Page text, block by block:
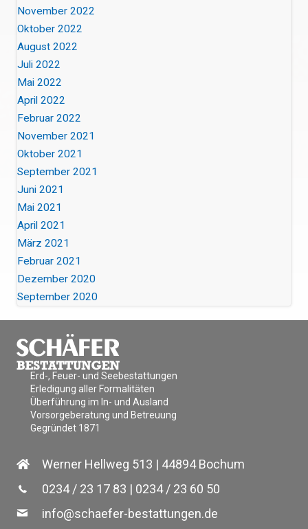
November 2022
Oktober 2022
August 2022
Juli 2022
Mai 2022
April 2022
Februar 2022
November 2021
Oktober 2021
September 2021
Juni 2021
Mai 2021
April 2021
März 2021
Februar 2021
Dezember 2020
September 2020
Erd-, Feuer- und Seebestattungen
Erledigung aller Formalitäten
Überführung im In- und Ausland
Vorsorgeberatung und Betreuung
Gegründet 1871
Werner Hellweg 513 | 44894 Bochum
0234 / 23 17 83 | 0234 / 23 60 50
info@schaefer-bestattungen.de